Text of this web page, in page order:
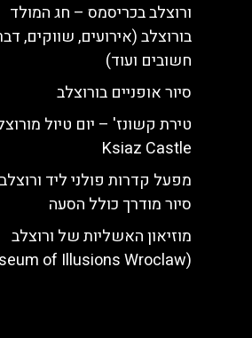
ורוצלב בכריסמס – חג המולד
בורוצלב (אירועים, שווקים,
חשובים ועוד)
סיור אופניים בורוצלב
טירת קשונז' – יום טיול
Ksiaz Castle
מפעל קדרות פולני ליד
סיור מודרך כולל הסעה
מוזיאון האשליות של ורוצלב
(Museum of Illusions Wroclaw)